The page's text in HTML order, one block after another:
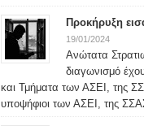
Προκήρυξη
19/01/2024
Ανώτατα
διαγωνισμό
και Τμήματα των ΑΣΕΙ, της
υποψήφιοι των ΑΣΕΙ, της